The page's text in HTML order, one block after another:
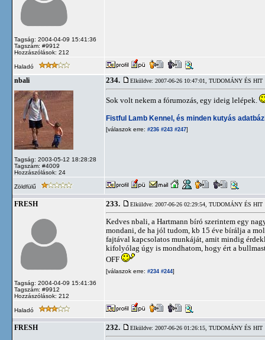
Tagság: 2004-04-09 15:41:36
Tagszám: #9912
Hozzászólások: 212
Haladó
nbali
Tagság: 2003-05-12 18:28:28
Tagszám: #4009
Hozzászólások: 24
234. Elküldve: 2007-06-26 10:47:01, TUDOMÁNY ÉS HIT
Sok volt nekem a fórumozás, egy ideig lelépek.
Fistful Lamb Kennel, és minden kutyás
[válaszok erre: #236 #243 #247]
Zöldfülű
FRESH
Tagság: 2004-04-09 15:41:36
Tagszám: #9912
Hozzászólások: 212
233. Elküldve: 2007-06-26 02:29:54, TUDOMÁNY ÉS HIT
Kedves nbali, a Hartmann bíró szerintem egy
mondani, de ha jól tudom, kb 15 éve bírálja a
fajtával kapcsolatos munkáját, amit mindig
kifolyólag úgy is mondhatom, hogy ért a
OFF
[válaszok erre: #234 #244]
Haladó
FRESH 232. Elküldve: 2007-06-26 01:26:15, TUDOMÁNY ÉS HIT